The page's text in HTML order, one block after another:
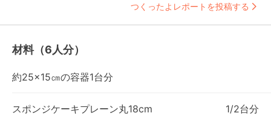
つくったよレポートを投稿する
材料（6人分）
約25×15㎝の容器1台分
スポンジケーキプレーン丸18cm 1/2台分